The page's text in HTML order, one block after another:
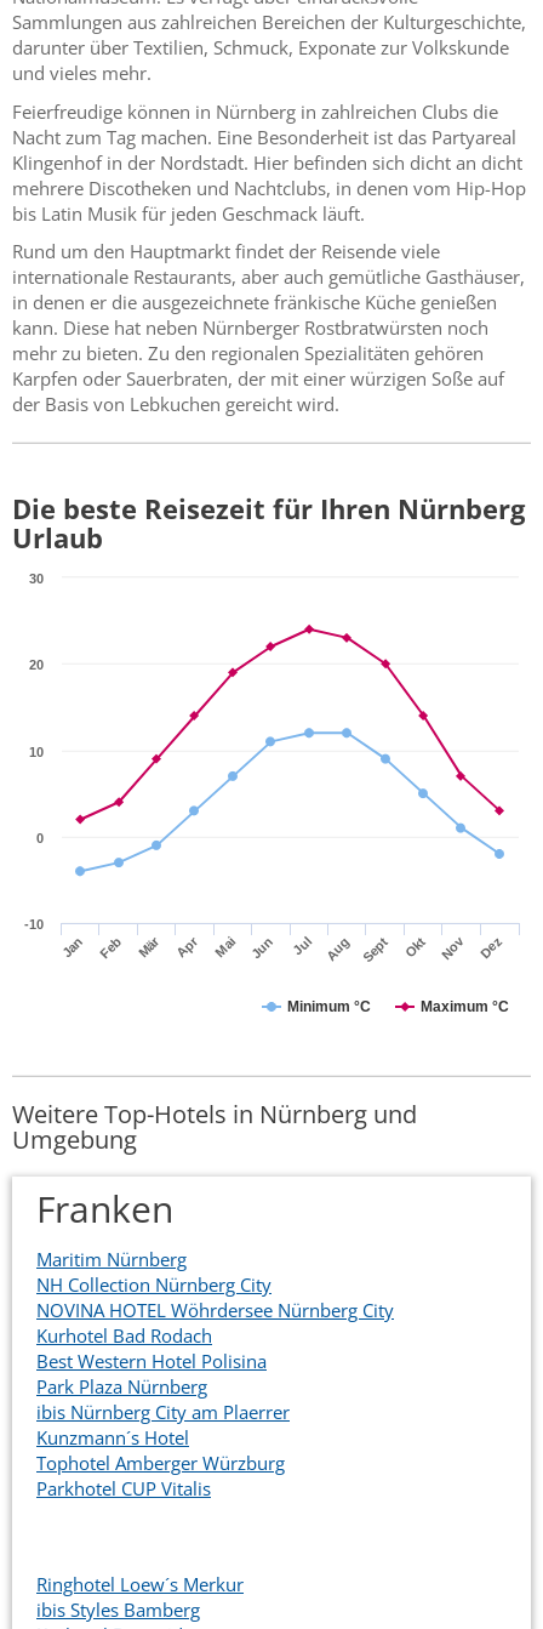
Sammlungen aus zahlreichen Bereichen der Kulturgeschichte,
darunter über Textilien, Schmuck, Exponate zur Volkskunde
und vieles mehr.
Feierfreudige können in Nürnberg in zahlreichen Clubs die
Nacht zum Tag machen. Eine Besonderheit ist das Partyareal
Klingenhof in der Nordstadt. Hier befinden sich dicht an dicht
mehrere Discotheken und Nachtclubs, in denen vom Hip-Hop
bis Latin Musik für jeden Geschmack läuft.
Rund um den Hauptmarkt findet der Reisende viele
internationale Restaurants, aber auch gemütliche Gasthäuser,
in denen er die ausgezeichnete fränkische Küche genießen
kann. Diese hat neben Nürnberger Rostbratwürsten noch
mehr zu bieten. Zu den regionalen Spezialitäten gehören
Karpfen oder Sauerbraten, der mit einer würzigen Soße auf
der Basis von Lebkuchen gereicht wird.
Die beste Reisezeit für Ihren Nürnberg
Urlaub
Minimum °C Maximum °C
Jan Feb Mär Apr Mai Jun Jul Aug Sept Okt Nov Dez
-10
0
10
20
30
Weitere Top-Hotels in Nürnberg und
Umgebung
Franken
Maritim Nürnberg
NH Collection Nürnberg City
NOVINA HOTEL Wöhrdersee Nürnberg City
Kurhotel Bad Rodach
Best Western Hotel Polisina
Park Plaza Nürnberg
ibis Nürnberg City am Plaerrer
Kunzmann´s Hotel
Tophotel Amberger Würzburg
Parkhotel CUP Vitalis
Ringhotel Loew´s Merkur
ibis Styles Bamberg